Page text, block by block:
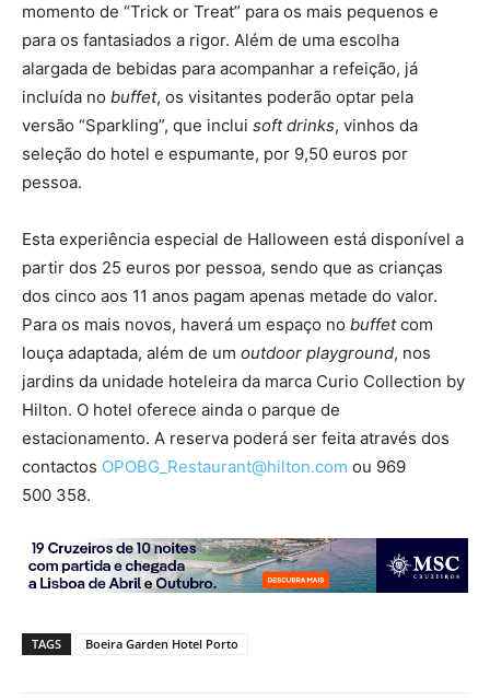
momento de “Trick or Treat” para os mais pequenos e
para os fantasiados a rigor. Além de uma escolha
alargada de bebidas para acompanhar a refeição, já
incluída no buffet, os visitantes poderão optar pela
versão “Sparkling”, que inclui soft drinks, vinhos da
seleção do hotel e espumante, por 9,50 euros por
pessoa.
Esta experiência especial de Halloween está disponível a
partir dos 25 euros por pessoa, sendo que as crianças
dos cinco aos 11 anos pagam apenas metade do valor.
Para os mais novos, haverá um espaço no buffetcom
louça adaptada, além de um outdoor playground, nos
jardins da unidade hoteleira da marca Curio Collection by
Hilton. O hotel oferece ainda o parque de
estacionamento. A reserva poderá ser feita através dos
contactos OPOBG_Restaurant@hilton.com ou 969
500 358.
TAGS Boeira Garden Hotel Porto